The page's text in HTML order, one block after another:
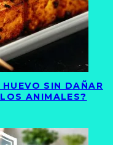
SIN DAÑAR
ANIMALES?